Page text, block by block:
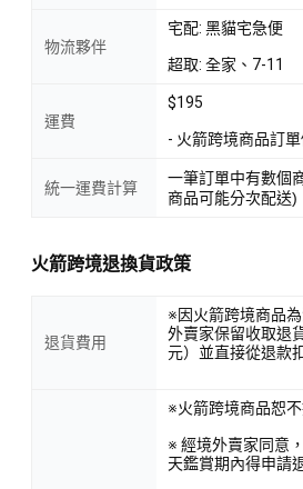
物流夥伴
宅配: 黑貓宅急便
超取: 全家、7-11
運費
$195
- 火箭跨境商品訂
統一運費計算
一筆訂單中有數個
商品可能分次配送)
火箭跨境退換貨政策
退貨費用
※因火箭跨境商品
外賣家保留收取退
元）並直接從退款
※火箭跨境商品恕
※ 經境外賣家同意
天鑑賞期內得申請